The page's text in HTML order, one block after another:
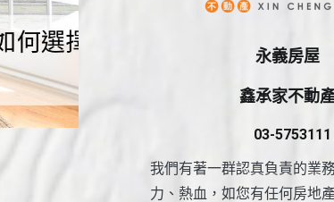
永義房屋
鑫承家不動
03-5753111
我們有著一群認真負責的業
力、熱血，如您有任何房地